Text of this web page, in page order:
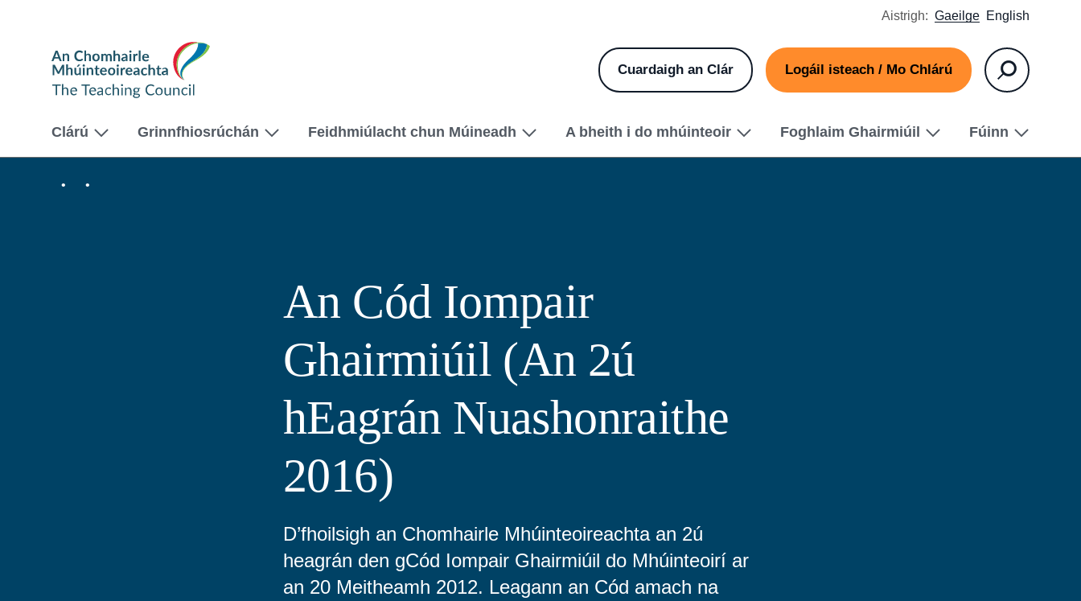
Aistrigh: Gaeilge English
Teaching
Council
Cuardaigh an Clár Logáil isteach / Mo Chlárú
Cuardaigh
Clárú Grinnfhiosrúchán Feidhmiúlacht chun Múineadh A bheith i do mhúinteoir Foghlaim Ghairmiúil Fúinn
Baile Feidhmiúlacht
An Cód Iompair
Ghairmiúil (An 2ú
hEagrán Nuashonraithe
2016)
D’fhoilsigh an Chomhairle Mhúinteoireachta an 2ú
heagrán den gCód Iompair Ghairmiúil do Mhúinteoirí ar
an 20 Meitheamh 2012. Leagann an Cód amach na